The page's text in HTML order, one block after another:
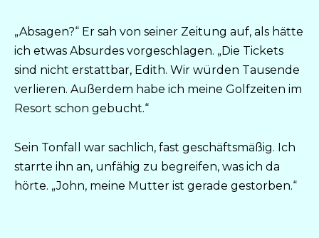
„Absagen?“ Er sah von seiner Zeitung auf, als hätte
ich etwas Absurdes vorgeschlagen. „Die Tickets
sind nicht erstattbar, Edith. Wir würden Tausende
verlieren. Außerdem habe ich meine Golfzeiten im
Resort schon gebucht.“
Sein Tonfall war sachlich, fast geschäftsmäßig. Ich
starrte ihn an, unfähig zu begreifen, was ich da
hörte. „John, meine Mutter ist gerade gestorben.“